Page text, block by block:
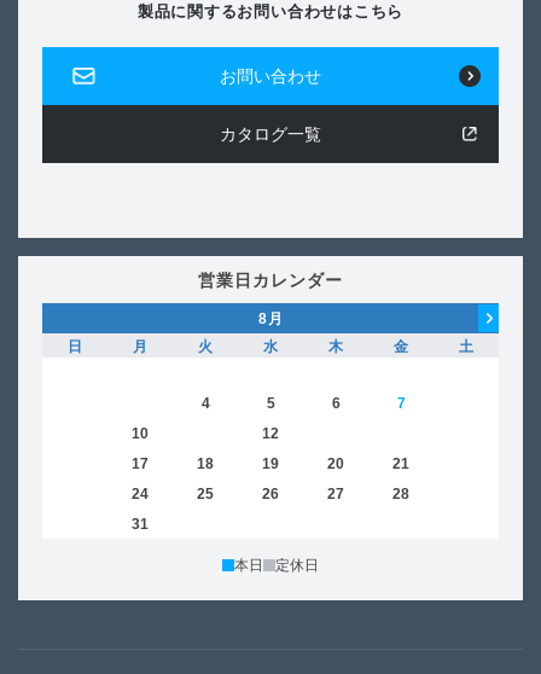
製品に関するお問い合わせはこちら
お問い合わせ
カタログ一覧
営業日カレンダー
8 月
日
月 火 水 木 金
土
4 5 6 7
10 12
17 18 19 20 21
24 25 26 27 28
31
本日 定休日